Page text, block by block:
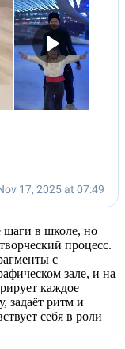
шаги в школе, но
процесс.
с
зале, и на
каждое
задаёт ритм и
себя в роли